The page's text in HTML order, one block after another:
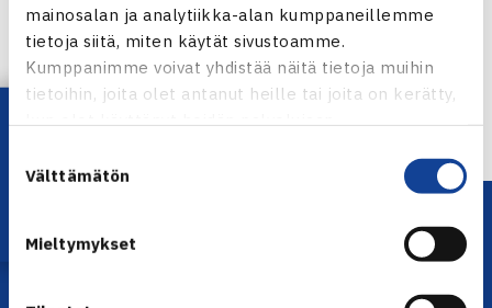
mainosalan ja analytiikka-alan kumppaneillemme
tietoja siitä, miten käytät sivustoamme.
Kumppanimme voivat yhdistää näitä tietoja muihin
tietoihin, joita olet antanut heille tai joita on kerätty,
valinta
Välttämätön
Mieltymykset
← Edellinen
Lataa OmaTennis!